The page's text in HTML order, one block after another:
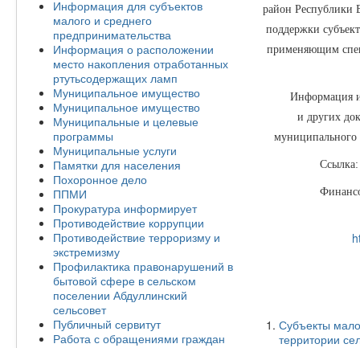
Информация для субъектов
малого и среднего
предпринимательства
Информация о расположении
место накопления отработанных
ртутьсодержащих ламп
Муниципальное имущество
Муниципальное имущество
Муниципальные и целевые
программы
Муниципальные услуги
Памятки для населения
Похоронное дело
ППМИ
Прокуратура информирует
Противодействие коррупции
Противодействие терроризму и
экстремизму
Профилактика правонарушений в
бытовой сфере в сельском
поселении Абдуллинский
сельсовет
Публичный сервитут
Работа с обращениями граждан
район Республики
поддержки
применяющим
Информация и
и других
муниципального
Субъекты
территории